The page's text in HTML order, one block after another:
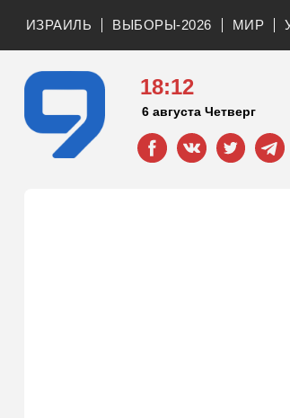
ИЗРАИЛЬ ВЫБОРЫ-2026 МИР
18:12
6 августа Четверг